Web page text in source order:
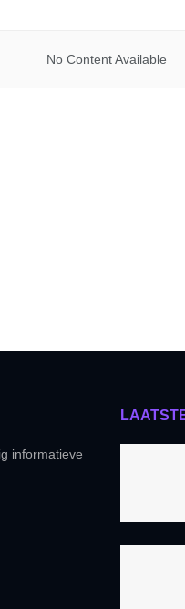
No Content Available
informatieve